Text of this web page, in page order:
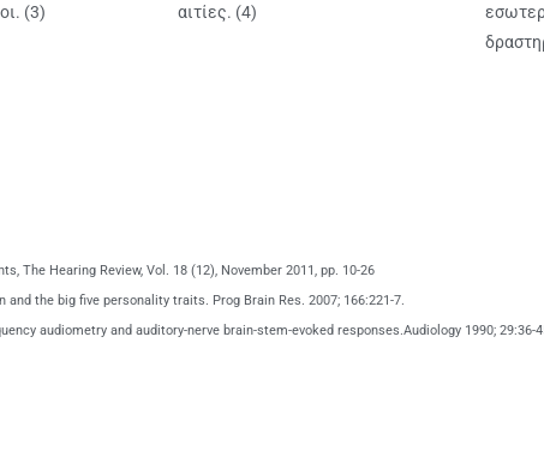
(3)
αιτίες. (4)
The Hearing Review, Vol. 18 (12), November 2011, pp. 10-26
and the big five personality traits. Prog Brain Res. 2007; 166:221-7.
audiometry and auditory-nerve brain-stem-evoked responses.Audiology 1990; 29:36-